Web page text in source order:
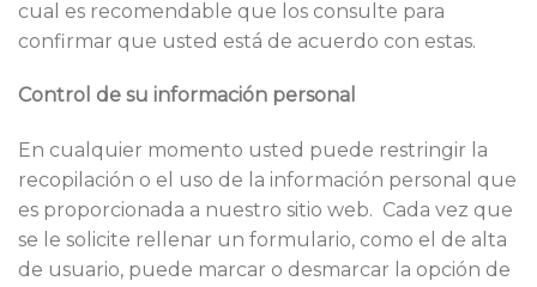
cual es recomendable que los consulte para
confirmar que usted está de acuerdo con estas.
Control de su información personal
En cualquier momento usted puede restringir la
recopilación o el uso de la información personal que
es proporcionada a nuestro sitio web. Cada vez que
se le solicite rellenar un formulario, como el de alta
de usuario, puede marcar o desmarcar la opción de